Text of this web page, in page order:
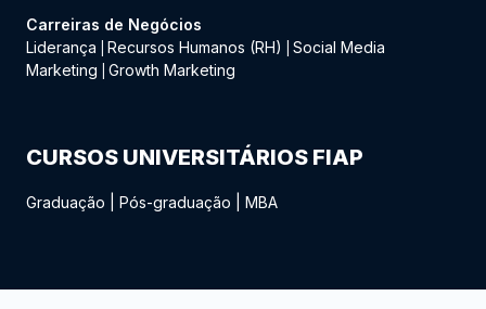
Carreiras de Negócios
Liderança
Recursos Humanos (RH)
Social Media
Marketing
Growth Marketing
CURSOS UNIVERSITÁRIOS FIAP
Graduação Pós-graduação MBA